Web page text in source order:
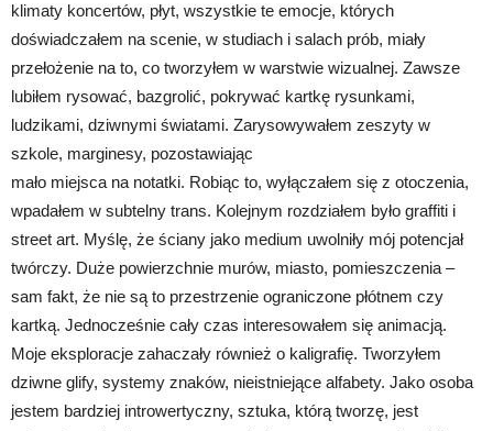
klimaty koncertów, płyt, wszystkie te emocje, których
doświadczałem na scenie, w studiach i salach prób, miały
przełożenie na to, co tworzyłem w warstwie wizualnej. Zawsze
lubiłem rysować, bazgrolić, pokrywać kartkę rysunkami,
ludzikami, dziwnymi światami. Zarysowywałem zeszyty w
szkole, marginesy, pozostawiając
mało miejsca na notatki. Robiąc to, wyłączałem się z otoczenia,
wpadałem w subtelny trans. Kolejnym rozdziałem było graffiti i
street art. Myślę, że ściany jako medium uwolniły mój potencjał
twórczy. Duże powierzchnie murów, miasto, pomieszczenia –
sam fakt, że nie są to przestrzenie ograniczone płótnem czy
kartką. Jednocześnie cały czas interesowałem się animacją.
Moje eksploracje zahaczały również o kaligrafię. Tworzyłem
dziwne glify, systemy znaków, nieistniejące alfabety. Jako osoba
jestem bardziej introwertyczny, sztuka, którą tworzę, jest